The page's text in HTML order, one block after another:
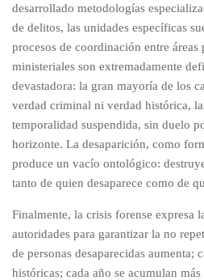
desarrollado metodologías
de delitos, las unidades específicas
procesos de coordinación entre
ministeriales son extremadamente
devastadora: la gran mayoría de los
verdad criminal ni verdad histórica,
temporalidad suspendida, sin duelo
horizonte. La desaparición, como
produce un vacío ontológico:
tanto de quien desaparece como de
Finalmente, la crisis forense expresa
autoridades para garantizar la no
de personas desaparecidas aumenta;
históricas; cada año se acumulan